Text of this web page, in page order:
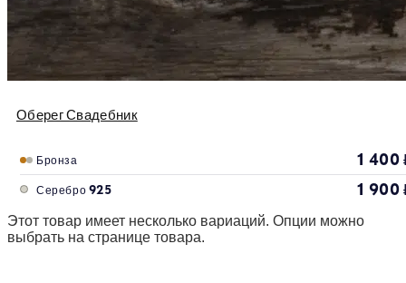
Оберег Свадебник
Бронза 1 400
Серебро 925 1 900
Этот товар имеет несколько вариаций. Опции можно
выбрать на странице товара.